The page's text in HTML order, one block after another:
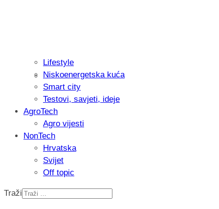
Recenzija: Philips All-in-One Trimmer
muškarcu
Lifestyle
Niskoenergetska kuća
Smart city
Testovi, savjeti, ideje
AgroTech
Agro vijesti
NonTech
Hrvatska
Svijet
Off topic
Traži